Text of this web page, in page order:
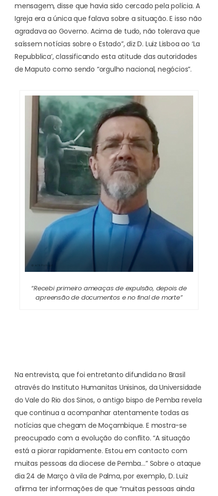
mensagem, disse que havia sido cercado pela polícia. A
Igreja era a única que falava sobre a situação. E isso não
agradava ao Governo. Acima de tudo, não tolerava que
saíssem notícias sobre o Estado”, diz D. Luiz Lisboa ao ‘La
Repubblica’, classificando esta atitude das autoridades
de Maputo como sendo “orgulho nacional, negócios”.
“Recebi primeiro ameaças de expulsão, depois de
apreensão de documentos e no final de morte”
Na entrevista, que foi entretanto difundida no Brasil
através do Instituto Humanitas Unisinos, da Universidade
do Vale do Rio dos Sinos, o antigo bispo de Pemba revela
que continua a acompanhar atentamente todas as
notícias que chegam de Moçambique. E mostra-se
preocupado com a evolução do conflito. “A situação
está a piorar rapidamente. Estou em contacto com
muitas pessoas da diocese de Pemba…” Sobre o ataque
dia 24 de Março à vila de Palma, por exemplo, D. Luiz
afirma ter informações de que “muitas pessoas ainda